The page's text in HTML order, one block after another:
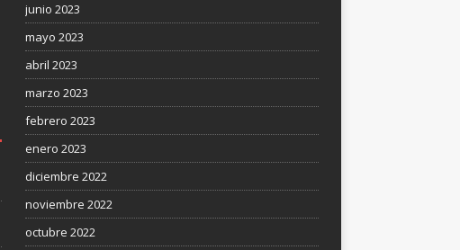
junio 2023
mayo 2023
abril 2023
marzo 2023
febrero 2023
enero 2023
diciembre 2022
noviembre 2022
octubre 2022